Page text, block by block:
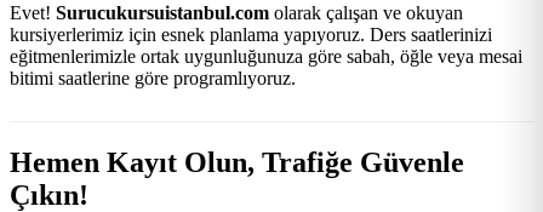
Evet! Surucukursuistanbul.com olarak çalışan ve okuyan
kursiyerlerimiz için esnek planlama yapıyoruz. Ders saatlerinizi
eğitmenlerimizle ortak uygunluğunuza göre sabah, öğle veya mesai
bitimi saatlerine göre programlıyoruz.
Hemen Kayıt Olun, Trafiğe Güvenle
Çıkın!